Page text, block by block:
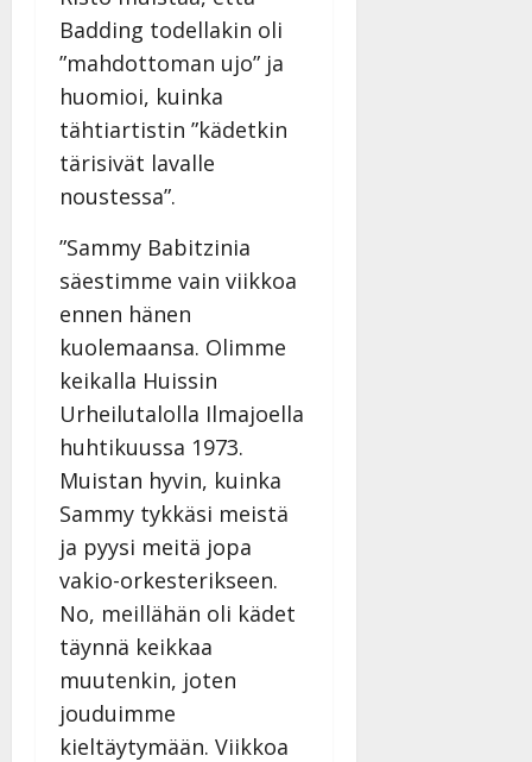
Badding todellakin oli
”mahdottoman ujo” ja
huomioi, kuinka
tähtiartistin ”kädetkin
tärisivät lavalle
noustessa”.
”Sammy Babitzinia
säestimme vain viikkoa
ennen hänen
kuolemaansa. Olimme
keikalla Huissin
Urheilutalolla Ilmajoella
huhtikuussa 1973.
Muistan hyvin, kuinka
Sammy tykkäsi meistä
ja pyysi meitä jopa
vakio-orkesterikseen.
No, meillähän oli kädet
täynnä keikkaa
muutenkin, joten
jouduimme
kieltäytymään. Viikkoa